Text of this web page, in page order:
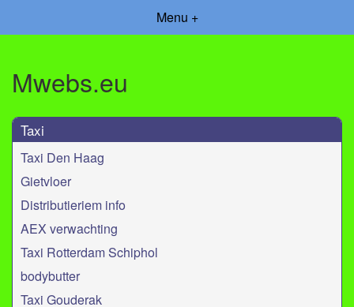
Menu +
Mwebs.eu
Taxi
Taxi Den Haag
Gietvloer
Distributieriem info
AEX verwachting
Taxi Rotterdam Schiphol
bodybutter
Taxi Gouderak